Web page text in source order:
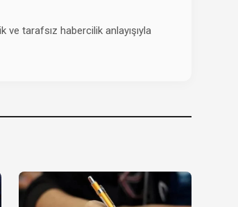
ve tarafsız habercilik anlayışıyla